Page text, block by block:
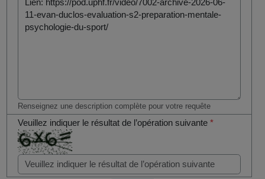
Renseignez une description complète pour votre requête
Veuillez indiquer le résultat de l’opération suivante*